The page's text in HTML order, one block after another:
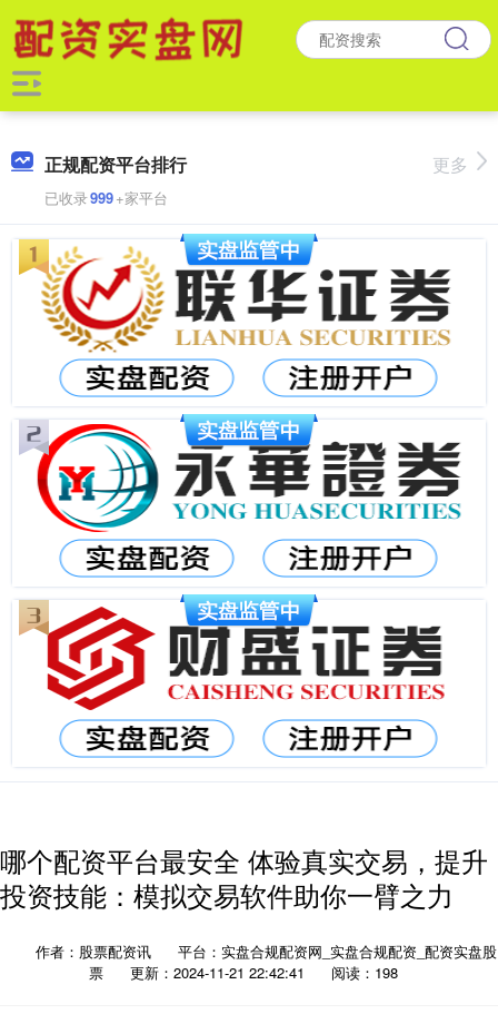
正规配资平台排行
已收录999+家平台
更多
哪个配资平台最安全 体验真实交易，提升
投资技能：模拟交易软件助你一臂之力
作者：股票配资讯
平台：实盘合规配资网_实盘合规配资_配资实盘股
票
更新：2024-11-21 22:42:41 阅读：198